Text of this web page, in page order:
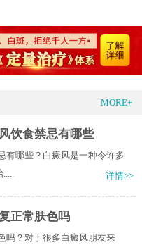
MORE+
饮食禁忌有哪些
有哪些？白癜风是一种令许多
详情>>
正常肤色吗
吗？对于很多白癜风朋友来